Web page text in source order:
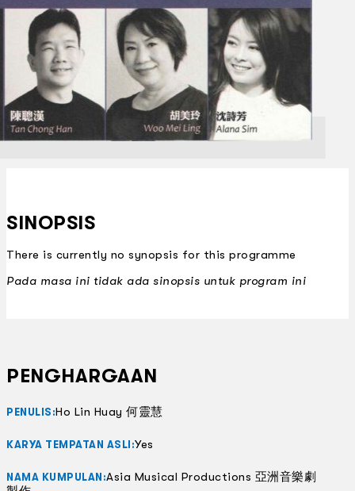
SINOPSIS
There is currently no synopsis for this programme
Pada masa ini tidak ada sinopsis untuk program ini
PENGHARGAAN
PENULIS:Ho Lin Huay 何靈慧
KARYA TEMPATAN ASLI:Yes
NAMA KUMPULAN:Asia Musical Productions 亞洲音樂劇